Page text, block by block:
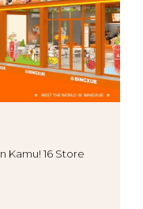
Kamu! 16 Store